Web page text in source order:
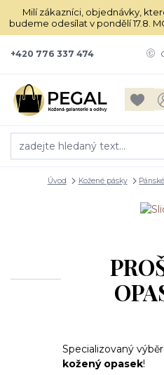
Milí zákazníci, objednávky,
budeme odesílat v pondělí 17.8.
+420 776 337 474
Úvod Kožené pásky
Specializovaný
kožený opasek!